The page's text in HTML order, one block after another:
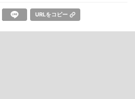
URLをコピー